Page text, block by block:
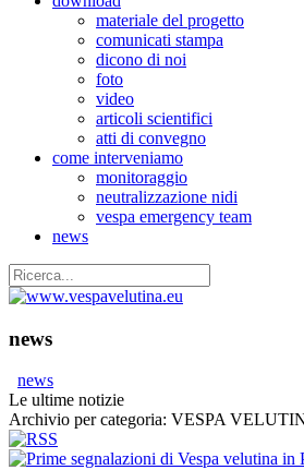
materiale del progetto
comunicati stampa
dicono di noi
foto
video
articoli scientifici
atti di convegno
come interveniamo
monitoraggio
neutralizzazione nidi
vespa emergency team
news
news
news
Le ultime notizie
Archivio per categoria: VESPA